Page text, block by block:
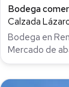
Bodega
Bodega en
Mercado de